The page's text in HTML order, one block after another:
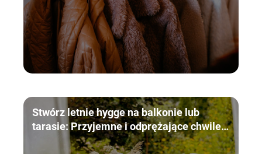
Stwórz letnie hygge na balkonie lub
tarasie: Przyjemne i odprężające chwile
w domowym zaciszu